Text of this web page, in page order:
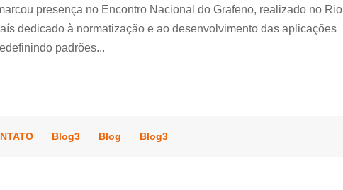
presença no Encontro Nacional do Grafeno, realizado no Rio
dedicado à normatização e ao desenvolvimento das aplicações
padrões...
Blog3 Blog Blog3